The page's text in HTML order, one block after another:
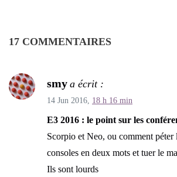
17 COMMENTAIRES
smy a écrit :
14 Jun 2016, 18 h 16 min
E3 2016 : le point sur les
Scorpio et Neo, ou comment péter
consoles en deux mots et tuer le
Ils sont lourds